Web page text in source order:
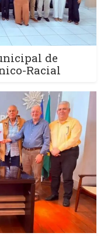
de
Racial